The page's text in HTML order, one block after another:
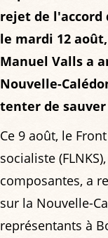
rejet de l'accord
le mardi 12
Manuel Valls a
Nouvelle-
tenter de sauver
Ce 9 août, le
socialiste
composantes, a
sur la Nouvelle-
représentants à